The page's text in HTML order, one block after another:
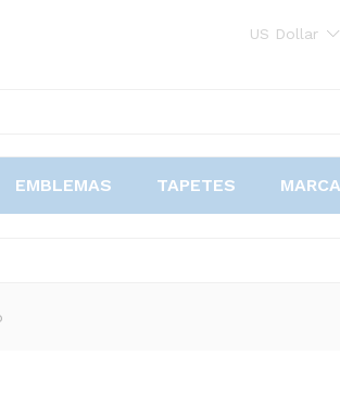
US Dollar
EMBLEMAS TAPETES